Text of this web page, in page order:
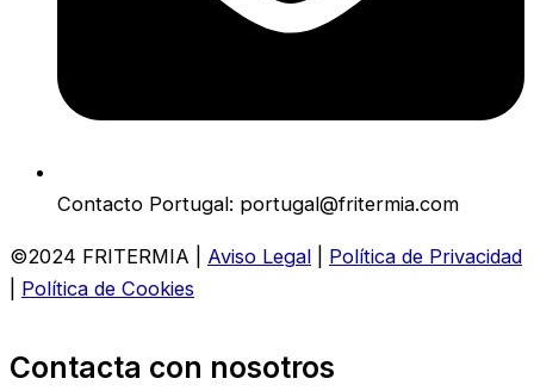
Contacto Portugal: portugal@fritermia.com
©2024 FRITERMIA | Aviso Legal
Política de Privacidad
Política de Cookies
Contacta con nosotros